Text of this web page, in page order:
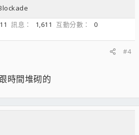
訊息 1,611 互動分數
0
#4
時間堆砌的